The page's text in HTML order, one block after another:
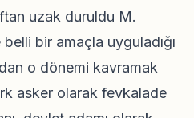
uzak duruldu M.
bir amaçla uyguladığı
o dönemi kavramak
asker olarak fevkalade